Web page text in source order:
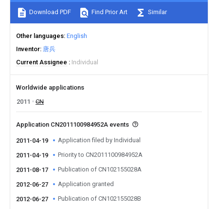
Download PDF Find Prior Art Similar
Other languages English
Inventor 唐兵
Current Assignee
Individual
Worldwide applications
2011
CN
Application CN2011100984952A events
2011-04-19 Application filed by Individual
2011-04-19 Priority to CN2011100984952A
2011-08-17 Publication of CN102155028A
2012-06-27 Application granted
2012-06-27 Publication of CN102155028B